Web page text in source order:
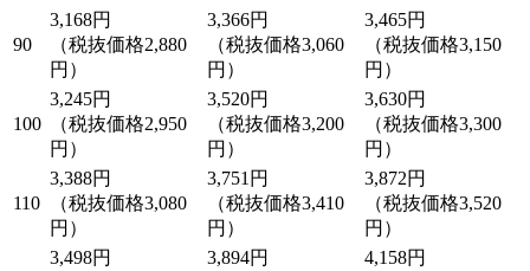
90
3,168円
（税抜価格2,880
円）
3,366円
（税抜価格3,060
円）
3,465円
（税抜価格3,150
円）
100
3,245円
（税抜価格2,950
円）
3,520円
（税抜価格3,200
円）
3,630円
（税抜価格3,300
円）
110
3,388円
（税抜価格3,080
円）
3,751円
（税抜価格3,410
円）
3,872円
（税抜価格3,520
円）
3,498円
3,894円
4,158円